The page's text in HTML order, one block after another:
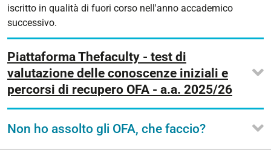
iscritto in qualità di fuori corso nell'anno accademico
successivo.
Piattaforma Thefaculty - test di
valutazione delle conoscenze iniziali e
percorsi di recupero OFA - a.a. 2025/26
Non ho assolto gli OFA, che faccio?